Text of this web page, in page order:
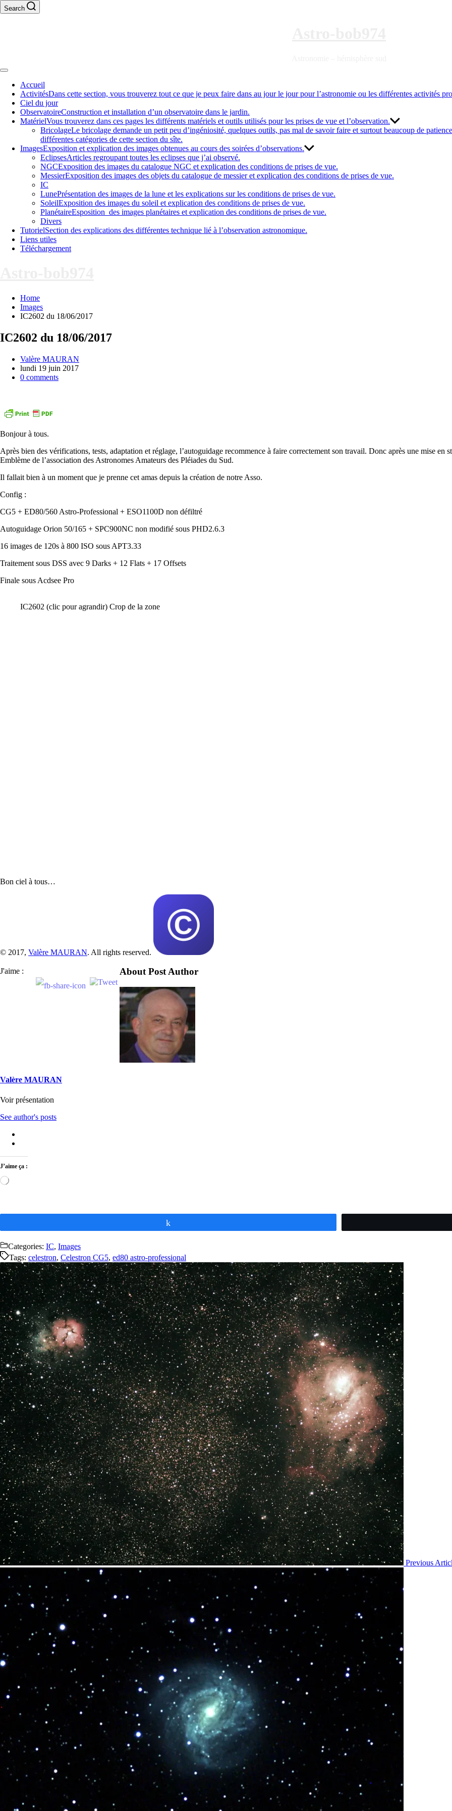
Skip
to
Search
Off
CanvasAccueil
ActivitésDans cette section, vous trouverez tout ce que je peux faire dans au jour le jour pour l’astronomie ou les différentes activités
Ciel du jour
ObservatoireConstruction et installation d’un observatoire dans le jardin.
MatérielVous trouverez dans ces pages les différents matériels et outils utilisés pour les prises de vue et l’observation.
BricolageLe bricolage demande un petit peu d’ingéniosité, quelques outils, pas mal de savoir faire et surtout beaucoup de
différentes catégories de cette section du sîte.
ImagesExposition et explication des images obtenues au cours des soirées d’observations.
EclipsesArticles regroupant toutes les eclipses que j’ai observé.
NGCExposition des images du catalogue NGC et explication des conditions de prises de vue.
MessierExposition des images des objets du catalogue de messier et explication des conditions de prises de vue.
IC
LunePrésentation des images de la lune et les explications sur les conditions de prises de vue.
SoleilExposition des images du soleil et explication des conditions de prises de vue.
PlanétaireEsposition des images planétaires et explication des conditions de prises de vue.
Divers
TutorielSection des explications des différentes technique lié à l’observation astronomique.
Liens utiles
Téléchargement
Home
Images
IC2602 du 18/06/2017
IC2602 du 18/06/2017
Valère MAURAN
lundi 19 juin 2017
0 comments
Bonjour à tous.
Après bien des vérifications, tests, adaptation et réglage, l’autoguidage recommence à faire correctement son travail. Donc après une mise
Emblème de l’association des Astronomes Amateurs des Pléiades du Sud.
Il fallait bien à un moment que je prenne cet amas depuis la création de notre Asso.
Config :
CG5 + ED80/560 Astro-Professional + ESO1100D non défiltré
Autoguidage Orion 50/165 + SPC900NC non modifié sous PHD2.6.3
16 images de 120s à 800 ISO sous APT3.33
Traitement sous DSS avec 9 Darks + 12 Flats + 17 Offsets
Finale sous Acdsee Pro
IC2602 (clic pour agrandir) Crop de la zone
Bon ciel à tous…
© 2017, Valère MAURAN. All rights reserved.
J'aime : About Post Author
Valère MAURAN
Voir présentation
See author's posts
J’aime ça :
Chargement…
Categories: IC, Images
Tags: celestron, Celestron CG5, ed80 astro-professional
Previous